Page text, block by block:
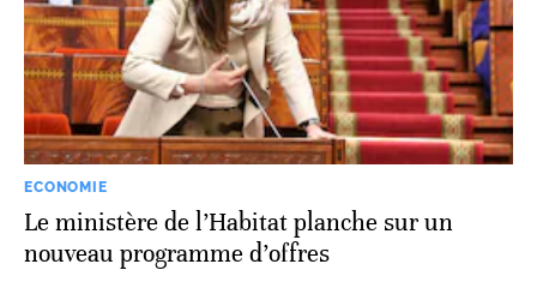
ECONOMIE
Le ministère de l’Habitat planche sur un
nouveau programme d’offres